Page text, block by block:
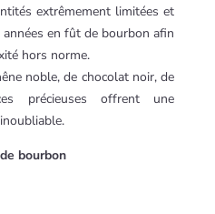
extrêmement limitées et
en fût de bourbon afin
hors norme.
noble, de chocolat noir, de
précieuses offrent une
bourbon